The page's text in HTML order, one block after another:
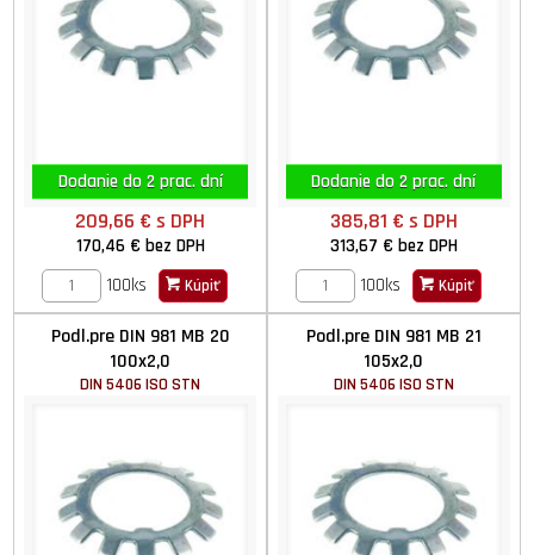
Dodanie do 2 prac. dní
209,66 €s DPH
170,46 € bez DPH
100ks
Kúpiť
Dodanie do 2 prac. dní
385,81 € s DPH
313,67 € bez DPH
100ks
Kúpiť
Podl.pre DIN 981 MB 20
100x2,0
DIN 5406 ISO STN
Podl.pre DIN 981 MB 21
105x2,0
DIN 5406 ISO STN